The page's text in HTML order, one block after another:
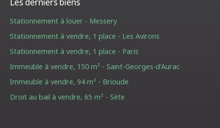
Les derniers biens
Stationnement à louer - Messery
Stationnement à vendre, 1 place - Les Avirons
Stationnement à vendre, 1 place - Paris
Immeuble à vendre, 150 m² - Saint-Georges-d'Aurac
Immeuble à vendre, 94 m² - Brioude
Droit au bail à vendre, 65 m² - Sète